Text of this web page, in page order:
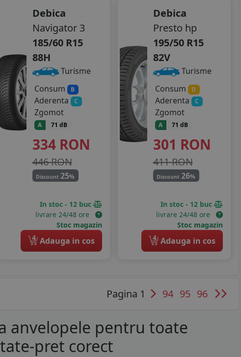
Debica
Navigator 3
185/60 R15
88H
Turisme
Consum
B
Aderenta C
Zgomot
A 71 dB
334 RON
446 RON
Discount 25%
In stoc - 12 buc
livrare 24/48 ore
Stoc magazin
4 Adauga in cos
Debica
Presto hp
195/50 R15
82V
Turisme
Consum
D
Aderenta C
Zgomot
A 71 dB
301 RON
411 RON
Discount 26%
In stoc - 12 buc
livrare 24/48 ore
Stoc magazin
4 Adauga in cos
Pagina 1 94 95 96
anvelopele pentru toate
pret corect